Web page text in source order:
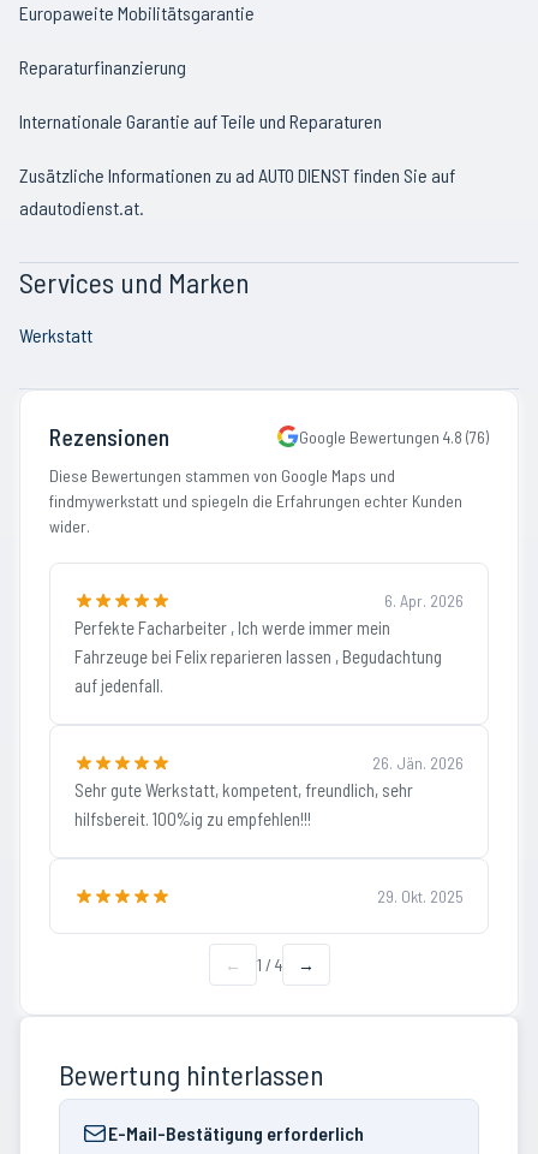
Europaweite Mobilitätsgarantie
Reparaturfinanzierung
Internationale Garantie auf Teile und Reparaturen
Zusätzliche Informationen zu ad AUTO DIENST finden Sie auf
adautodienst.at.
Services und Marken
Werkstatt
Rezensionen Google Bewertungen 4.8 (76)
Diese Bewertungen stammen von Google Maps und
findmywerkstatt und spiegeln die Erfahrungen echter Kunden
wider.
6. Apr. 2026
Perfekte Facharbeiter , Ich werde immer mein
Fahrzeuge bei Felix reparieren lassen , Begudachtung
auf jedenfall.
26. Jän. 2026
Sehr gute Werkstatt, kompetent, freundlich, sehr
hilfsbereit. 100%ig zu empfehlen!!!
29. Okt. 2025
← 1 / 4 →
Bewertung hinterlassen
E-Mail-Bestätigung erforderlich